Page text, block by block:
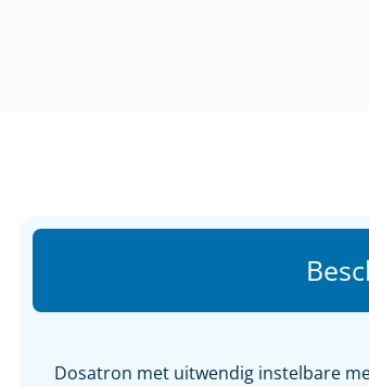
Dosatron met uitwendig instelbare